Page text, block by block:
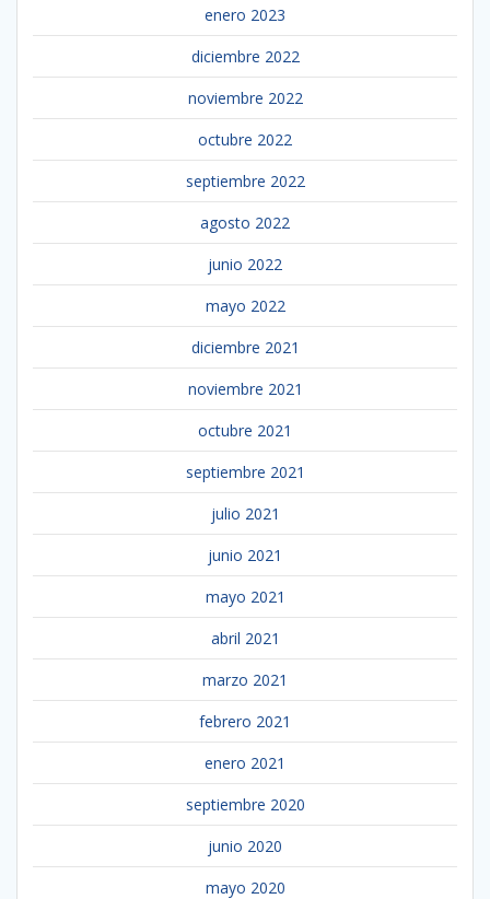
enero 2023
diciembre 2022
noviembre 2022
octubre 2022
septiembre 2022
agosto 2022
junio 2022
mayo 2022
diciembre 2021
noviembre 2021
octubre 2021
septiembre 2021
julio 2021
junio 2021
mayo 2021
abril 2021
marzo 2021
febrero 2021
enero 2021
septiembre 2020
junio 2020
mayo 2020